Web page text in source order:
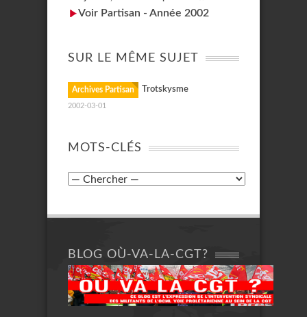
Voir Partisan - Année 2002
SUR LE MÊME SUJET
Archives Partisan Trotskysme
2002-03-01
MOTS-CLÉS
BLOG OÙ-VA-LA-CGT?